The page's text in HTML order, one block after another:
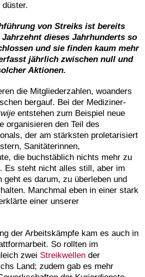
von Streiks ist bereits
dieses Jahrhunderts so
und sie finden kaum mehr
jährlich zwischen null und
Aktionen.
die Mitgliederzahlen, woanders
bergauf. Bei der Mediziner-
entstehen zum Beispiel neue
organisieren den Teil des
der am stärksten proletarisiert
Sanitäterinnen,
die buchstäblich nichts mehr zu
Es steht nicht alles still, aber im
geht es darum, zu überleben und
Manchmal eben in einer stark
einer unserer
der Arbeitskämpfe kam es auch in
So rollten im
zwei Streikwellen der
Land; zudem gab es mehr